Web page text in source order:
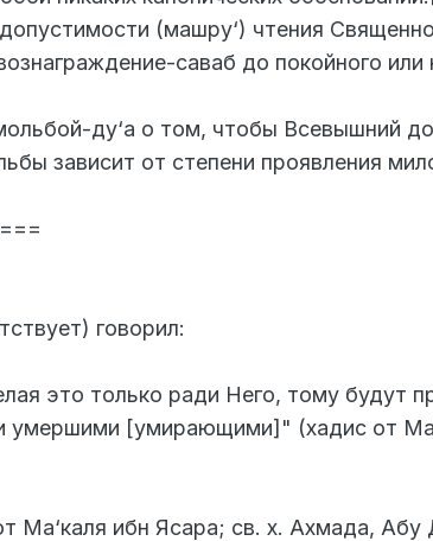
(машру‘) чтения
саваб до покойного
ду‘а о том, чтобы Всевышний
зависит от степени проявления
говорил:
это только ради Него, тому будут
умершими [умирающими]" (хадис от
ибн Ясара; св. х. Ахмада,